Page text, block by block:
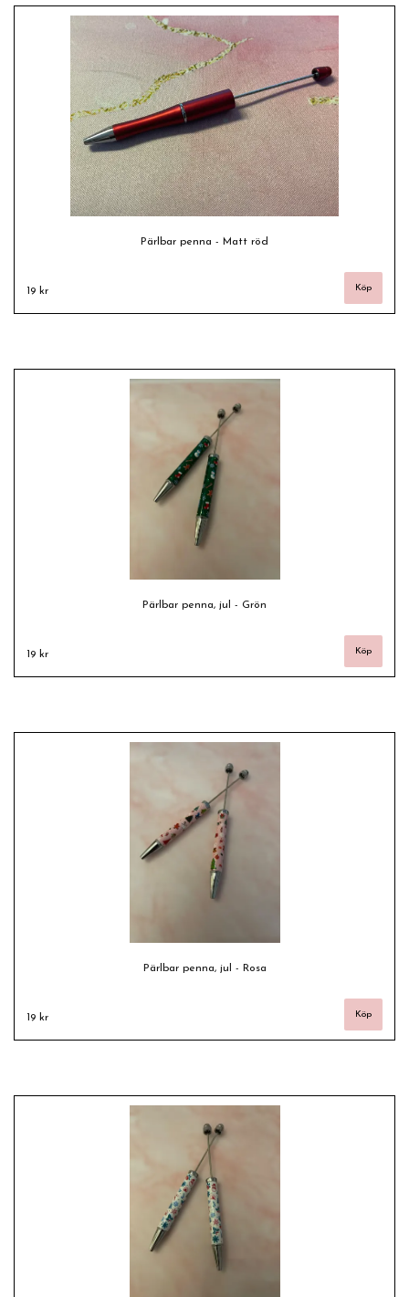
Pärlbar penna - Matt röd
19 kr
Pärlbar penna, jul - Grön
19 kr
Pärlbar penna, jul - Rosa
19 kr